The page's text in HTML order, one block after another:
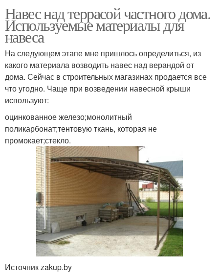
Навес над террасой частного дома.
Используемые материалы для
навеса
На следующем этапе мне пришлось определиться, из
какого материала возводить навес над верандой от
дома. Сейчас в строительных магазинах продается все
что угодно. Чаще при возведении навесной крыши
используют:
оцинкованное железо;монолитный
поликарбонат;тентовую ткань, которая не
промокает;стекло.
Источник zakup.by